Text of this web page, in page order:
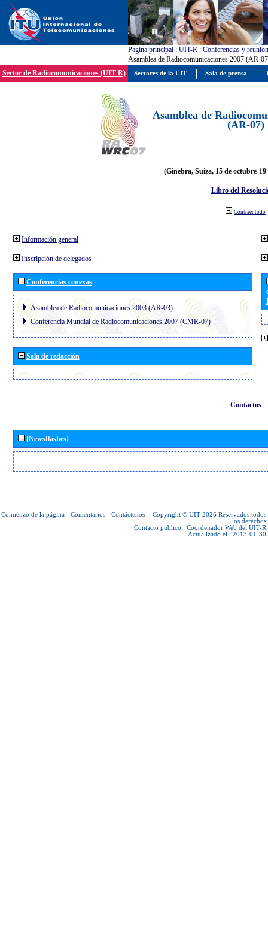
Pagína principal : UIT-R : Conferencias y
Asamblea de Radiocomunicaciones 2007 (AR-
Sector de Radiocomunicaciones (UIT-R)
Asamblea de
(AR-07)
(Ginebra, Suiza, 15 de octubre-19
Libro del
Contraer todo
Información general
Inscripción de delegados
Conferencias conexas
Asamblea de Radiocomunicaciones 2003 (AR-03)
Conferencia Mundial de Radiocomunicaciones 2007 (CMR-07)
Sala de redacción
Contactos
[Newsflashes]
Comienzo de la página - Comentarios - Contáctenos - Copyright © UIT 2026 Reservados todos
los derechos
Contacto público : Coordenador Web del UIT-R
Actualizado el : 2013-01-30
Sectores de la UIT Sala de prensa